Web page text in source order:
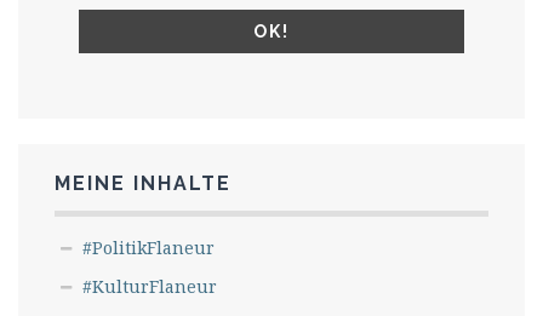
MEINE INHALTE
#PolitikFlaneur
#KulturFlaneur